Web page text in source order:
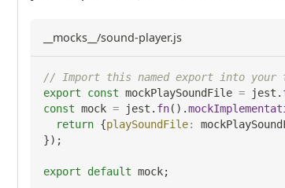
__mocks__/sound-player.js
// Import this named export into
export
const mockPlaySoundFile = jest .
const mock = jest . fn( ) .
return {playSoundFile:
}) ;
export default mock;